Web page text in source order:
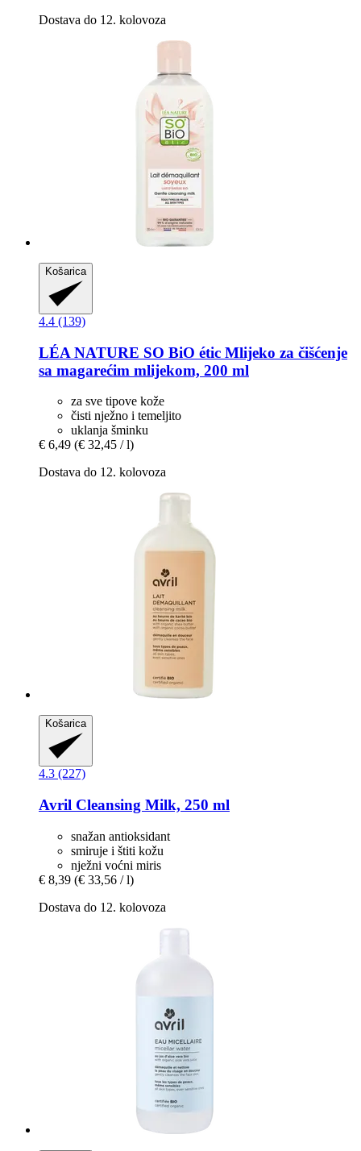
Dostava do 12. kolovoza
Košarica
4.4 (139)
LÉA NATURE SO BiO étic Mlijeko za čišćenje
sa magarećim mlijekom, 200 ml
za sve tipove kože
čisti nježno i temeljito
uklanja šminku
€ 6,49 (€ 32,45 / l)
Dostava do 12. kolovoza
Košarica
4.3 (227)
Avril Cleansing Milk, 250 ml
snažan antioksidant
smiruje i štiti kožu
nježni voćni miris
€ 8,39 (€ 33,56 / l)
Dostava do 12. kolovoza